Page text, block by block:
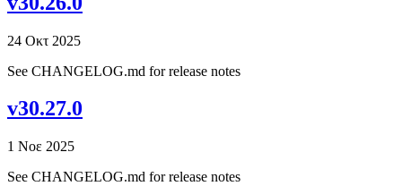
24 Οκτ 2025
See CHANGELOG.md for release notes
v30.27.0
1 Νοε 2025
See CHANGELOG.md for release notes